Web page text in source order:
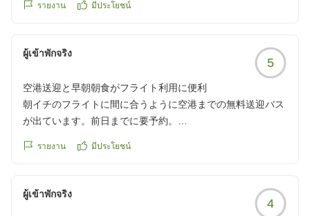
https://review.travel.rakuten.co.jp/hotel/voice/168800?
รายงาน มีประโยชน์
ผู้เข้าพักจริง
5
空港送迎と早朝朝食がフライト利用に便利
朝イチのフライトに間に合うように空港までの無料送迎バス
が出ています。前日までに要予約。
間に開くのが助かりました。
お部屋は必要最低限ですが、フライト乗り継ぎのトランジッ
トホテルなので必要十分です。
รายงาน มีประโยชน์
ผู้เข้าพักจริง
4